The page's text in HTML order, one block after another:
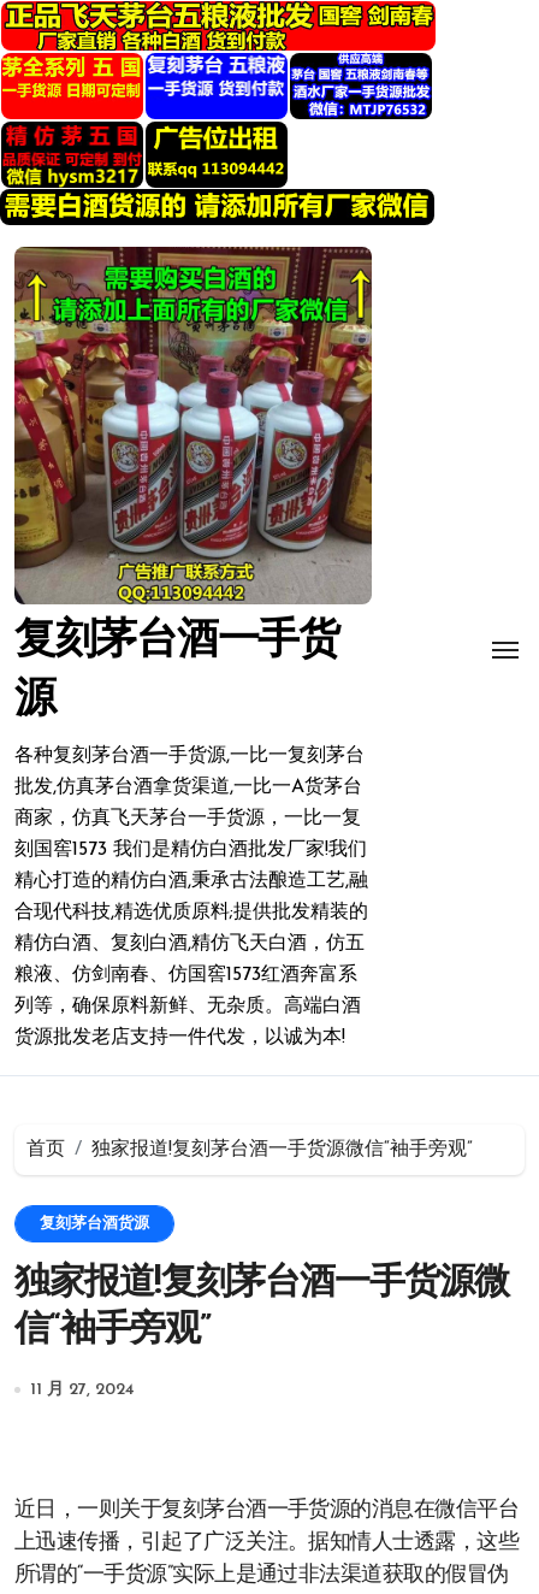
转
到
内
容
复刻茅台酒一手货
源
各种复刻茅台酒一手货源,一比一复刻茅台
批发,仿真茅台酒拿货渠道,一比一A货茅台
商家，仿真飞天茅台一手货源，一比一复
刻国窖1573 我们是精仿白酒批发厂家!我们
精心打造的精仿白酒,秉承古法酿造工艺,融
合现代科技,精选优质原料;提供批发精装的
精仿白酒、复刻白酒,精仿飞天白酒，仿五
粮液、仿剑南春、仿国窖1573红酒奔富系
列等，确保原料新鲜、无杂质。高端白酒
货源批发老店支持一件代发，以诚为本!
首页 独家报道!复刻茅台酒一手货源微信“袖手旁观”
复刻茅台酒货源
独家报道!复刻茅台酒一手货源微
信“袖手旁观”
11 月 27, 2024
近日，一则关于复刻茅台酒一手货源的消息在微信平台
上迅速传播，引起了广泛关注。据知情人士透露，这些
所谓的“一手货源”实际上是通过非法渠道获取的假冒伪